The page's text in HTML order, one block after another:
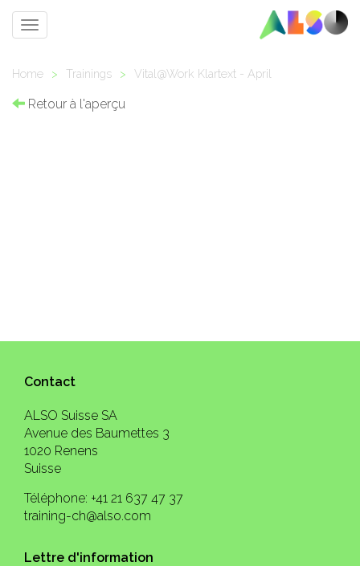
Toggle
Home > Trainings > Vital@Work Klartext - April
Retour à l'aperçu
Contact
ALSO Suisse SA
Avenue des Baumettes 3
1020 Renens
Suisse
Téléphone: +41 21 637 47 37
training-ch@also.com
Lettre d'information